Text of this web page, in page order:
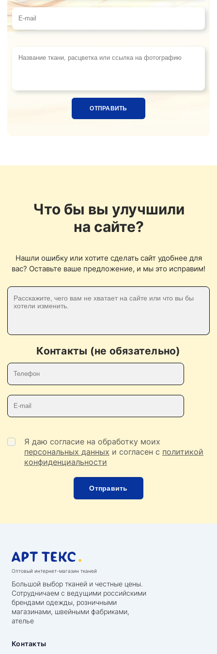
Телефон
E-mail
Что бы вы улучшили
на сайте?
Нашли ошибку или хотите сделать сайт удобнее для
вас? Оставьте ваше предложение, и мы это исправим!
Контакты (не обязательно)
Я даю согласие на обработку моих
персональных данных и согласен с политикой
конфиденциальности
Оптовый интернет-магазин тканей
Большой выбор тканей и честные цены.
Сотрудничаем с ведущими российскими
брендами одежды, розничными
магазинами, швейными фабриками,
ателье
Контакты